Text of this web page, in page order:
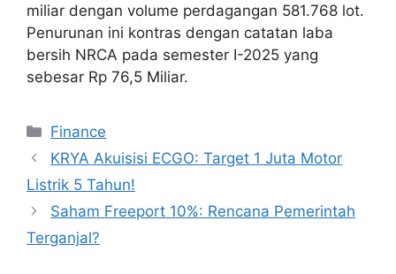
miliar dengan volume perdagangan 581.768 lot.
Penurunan ini kontras dengan catatan laba
bersih NRCA pada semester I-2025 yang
sebesar Rp 76,5 Miliar.
Categories
Finance
KRYA Akuisisi ECGO: Target 1 Juta Motor
Listrik 5 Tahun!
Saham Freeport 10%: Rencana Pemerintah
Terganjal?